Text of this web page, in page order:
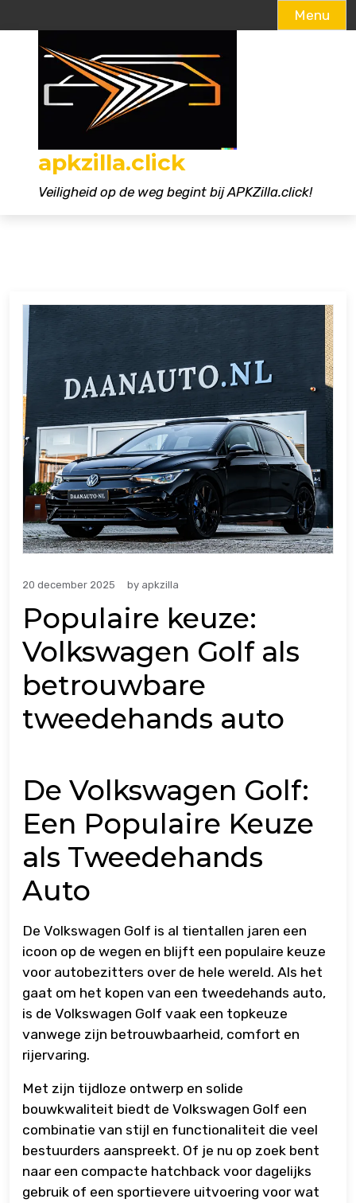
Menu
apkzilla.click
Veiligheid op de weg begint bij APKZilla.click!
20 december 2025 by apkzilla
Populaire keuze:
Volkswagen Golf als
betrouwbare
tweedehands auto
De Volkswagen Golf:
Een Populaire Keuze
als Tweedehands
Auto
De Volkswagen Golf is al tientallen jaren een
icoon op de wegen en blijft een populaire keuze
voor autobezitters over de hele wereld. Als het
gaat om het kopen van een tweedehands auto,
is de Volkswagen Golf vaak een topkeuze
vanwege zijn betrouwbaarheid, comfort en
rijervaring.
Met zijn tijdloze ontwerp en solide
bouwkwaliteit biedt de Volkswagen Golf een
combinatie van stijl en functionaliteit die veel
bestuurders aanspreekt. Of je nu op zoek bent
naar een compacte hatchback voor dagelijks
gebruik of een sportievere uitvoering voor wat